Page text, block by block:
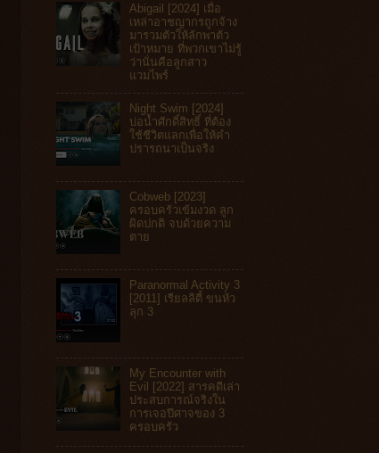
Abigail [2024] เมื่อ
เหล่าอาชญากรถูกจ้าง
มารวมตัวให้ลักพาตัว
เป้าหมาย ที่พวกเขาไม่รู้
ว่านั่นคือลูกสาว
แวมไพร์
Night Swim [2024]
บ่อน้ำศักดิ์สิทธิ์ ที่ต้อง
ใช้ชีวิตแลกเพื่อให้คำ
ปรารถนาเป็นจริง
Cobweb [2023]
ครอบครัวเข้มงวด ลูก
ผิดปกติ จบด้วยความ
ตาย
Paranormal Activity 3
[2011] เรียลลิตี้ ขนหัว
ลุก 3
My Encounter with
Evil [2022] สารคดีเล่า
ประสบการณ์จริงใน
การเจอปีศาจของ 3
ครอบครัว